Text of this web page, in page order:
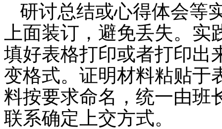
研讨总结或心得体会等
上面装订，避免丢失。
填好表格打印或者打印出
变格式。证明材料粘贴于
料按要求命名，统一由班
联系确定上交方式。